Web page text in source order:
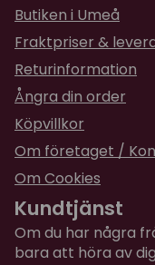
Butiken i Umeå
Fraktpriser &
Returinformation
Ångra din order
Köpvillkor
Om företaget /
Om Cookies
Kundtjänst
Om du har några
bara att höra av